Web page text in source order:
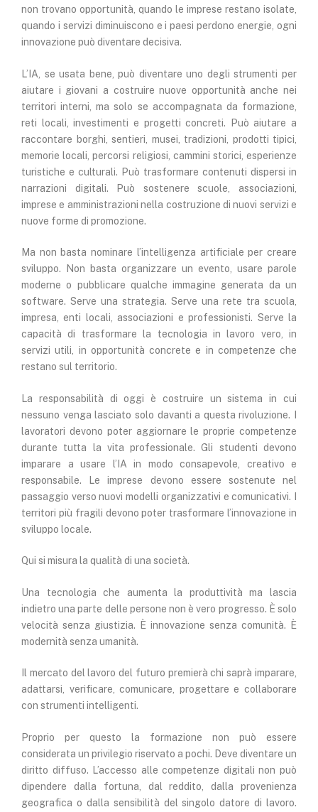
non trovano opportunità, quando le imprese restano isolate,
quando i servizi diminuiscono e i paesi perdono energie, ogni
innovazione può diventare decisiva.
L’IA, se usata bene, può diventare uno degli strumenti per
aiutare i giovani a costruire nuove opportunità anche nei
territori interni, ma solo se accompagnata da formazione,
reti locali, investimenti e progetti concreti. Può aiutare a
raccontare borghi, sentieri, musei, tradizioni, prodotti tipici,
memorie locali, percorsi religiosi, cammini storici, esperienze
turistiche e culturali. Può trasformare contenuti dispersi in
narrazioni digitali. Può sostenere scuole, associazioni,
imprese e amministrazioni nella costruzione di nuovi servizi e
nuove forme di promozione.
Ma non basta nominare l’intelligenza artificiale per creare
sviluppo. Non basta organizzare un evento, usare parole
moderne o pubblicare qualche immagine generata da un
software. Serve una strategia. Serve una rete tra scuola,
impresa, enti locali, associazioni e professionisti. Serve la
capacità di trasformare la tecnologia in lavoro vero, in
servizi utili, in opportunità concrete e in competenze che
restano sul territorio.
La responsabilità di oggi è costruire un sistema in cui
nessuno venga lasciato solo davanti a questa rivoluzione. I
lavoratori devono poter aggiornare le proprie competenze
durante tutta la vita professionale. Gli studenti devono
imparare a usare l’IA in modo consapevole, creativo e
responsabile. Le imprese devono essere sostenute nel
passaggio verso nuovi modelli organizzativi e comunicativi. I
territori più fragili devono poter trasformare l’innovazione in
sviluppo locale.
Qui si misura la qualità di una società.
Una tecnologia che aumenta la produttività ma lascia
indietro una parte delle persone non è vero progresso. È solo
velocità senza giustizia. È innovazione senza comunità. È
modernità senza umanità.
Il mercato del lavoro del futuro premierà chi saprà imparare,
adattarsi, verificare, comunicare, progettare e collaborare
con strumenti intelligenti.
Proprio per questo la formazione non può essere
considerata un privilegio riservato a pochi. Deve diventare un
diritto diffuso. L’accesso alle competenze digitali non può
dipendere dalla fortuna, dal reddito, dalla provenienza
geografica o dalla sensibilità del singolo datore di lavoro.